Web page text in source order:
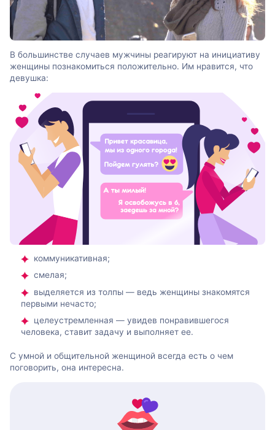
В большинстве случаев мужчины реагируют на инициативу
женщины познакомиться положительно. Им нравится, что
девушка:
коммуникативная;
смелая;
выделяется из толпы — ведь женщины знакомятся
первыми нечасто;
целеустремленная — увидев понравившегося
человека, ставит задачу и выполняет ее.
С умной и общительной женщиной всегда есть о чем
поговорить, она интересна.